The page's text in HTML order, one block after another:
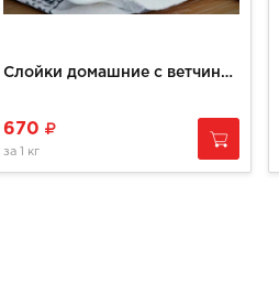
Слойки домашние с ветчиной и сыром
670
за 1 кг